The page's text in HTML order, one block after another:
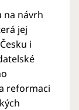
na návrh
jej
i
reformaci